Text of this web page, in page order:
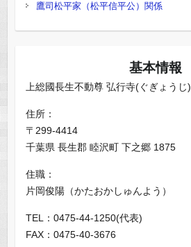
鷹司松平家（松平信平公）関係
基本情報
上総國長生不動尊 弘行寺(ぐぎょうじ)
住所：
〒299-4414
千葉県 長生郡 睦沢町 下之郷 1875
住職：
片岡俊陽（かたおかしゅんよう）
TEL：0475-44-1250(代表)
FAX：0475-40-3676